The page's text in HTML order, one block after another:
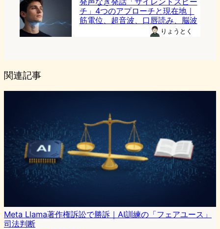
チ」4つのアプローチと現在地｜
筋電位、超音波、口唇読み、脳波
りょうとく
関連記事
Meta Llama著作権訴訟で勝訴｜AI訓練の「フェアユース」
司法判断